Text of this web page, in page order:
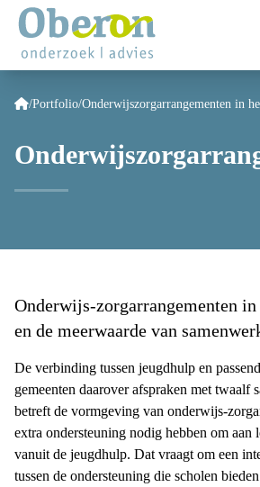
/Portfolio/Onderwijszorgarrangementen in
Onderwijs-zorgarrangementen
en de meerwaarde van
De verbinding tussen jeugdhulp en
gemeenten daarover afspraken met
betreft de vormgeving van onderwijs-
extra ondersteuning nodig hebben om
vanuit de jeugdhulp. Dat vraagt om een
tussen de ondersteuning die scholen